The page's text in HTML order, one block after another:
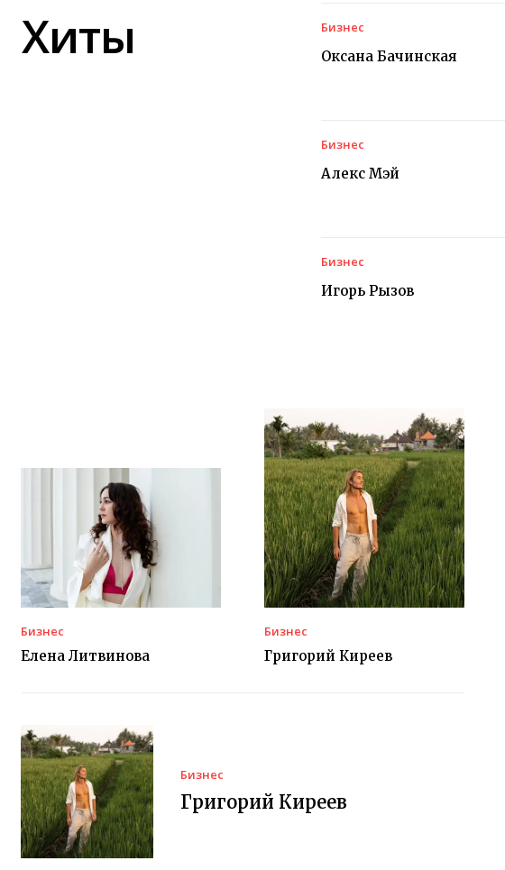
Хиты Бизнес
Оксана Бачинская
Бизнес
Алекс Мэй
Бизнес
Игорь Рызов
Бизнес
Елена Литвинова
Бизнес
Григорий Киреев
Бизнес
Григорий Киреев